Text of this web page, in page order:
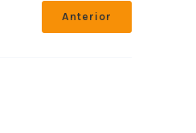
Anterior